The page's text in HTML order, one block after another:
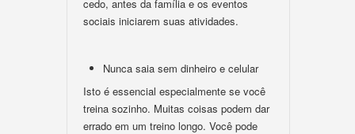
cedo, antes da família e os eventos
sociais iniciarem suas atividades.
Nunca saia sem dinheiro e celular
Isto é essencial especialmente se você
treina sozinho. Muitas coisas podem dar
errado em um treino longo. Você pode